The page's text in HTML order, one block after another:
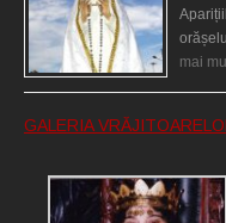
mai
GALERIA